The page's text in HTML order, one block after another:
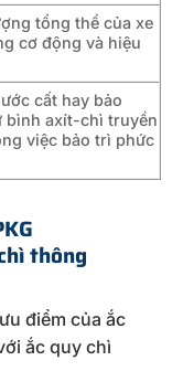
tổng thể của xe
cơ động và hiệu
cất hay bảo
bình axít-chì truyền
việc bảo trì phức
thông
điểm của ắc
ắc quy chì